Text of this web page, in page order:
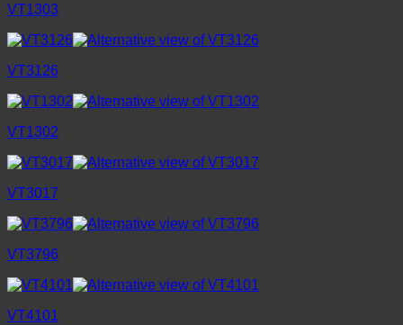
VT1303
VT3126
VT1302
VT3017
VT3796
VT4101